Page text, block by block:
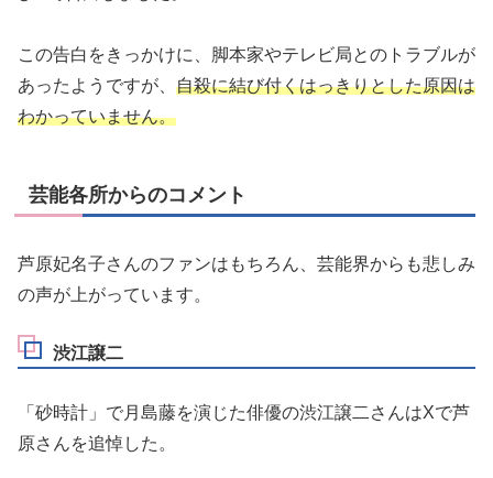
この告白をきっかけに、脚本家やテレビ局とのトラブルが
あったようですが、 自殺に結び付くはっきりとした原因は
わかっていません。
芸能各所からのコメント
芦原妃名子さんのファンはもちろん、芸能界からも悲しみ
の声が上がっています。
渋江譲二
「砂時計」で月島藤を演じた俳優の渋江譲二さんはXで芦
原さんを追悼した。